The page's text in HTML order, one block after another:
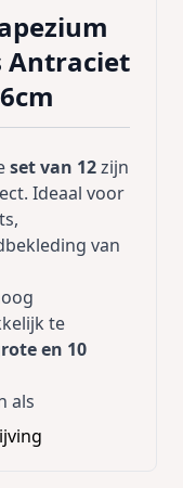
Antraciet
set van 12zijn
Ideaal voor
van
te
en 10
als
zijn de